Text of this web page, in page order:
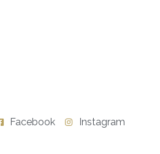
Facebook
Instagram